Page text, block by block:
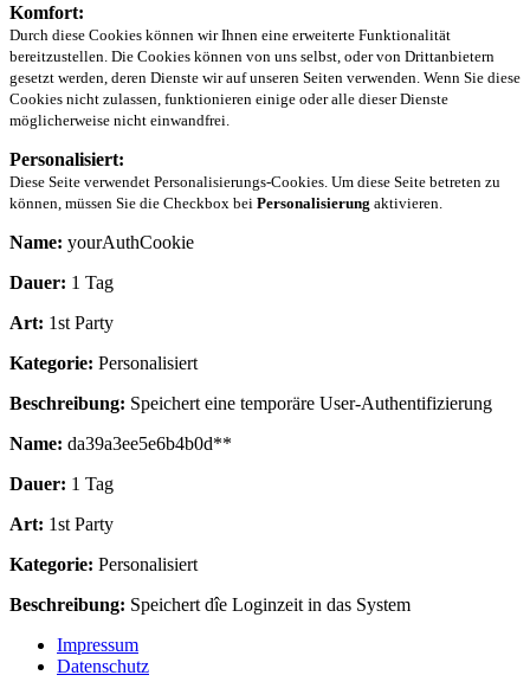
Komfort:
Durch diese Cookies können wir Ihnen eine erweiterte Funktionalität
bereitzustellen. Die Cookies können von uns selbst, oder von Drittanbietern
gesetzt werden, deren Dienste wir auf unseren Seiten verwenden. Wenn Sie diese
Cookies nicht zulassen, funktionieren einige oder alle dieser Dienste
möglicherweise nicht einwandfrei.
Personalisiert:
Diese Seite verwendet Personalisierungs-Cookies. Um diese Seite betreten zu
können, müssen Sie die Checkbox bei Personalisierung aktivieren.
Name: yourAuthCookie
Dauer: 1 Tag
Art: 1st Party
Kategorie: Personalisiert
Beschreibung: Speichert eine temporäre User-Authentifizierung
Name: da39a3ee5e6b4b0d**
Dauer: 1 Tag
Art: 1st Party
Kategorie: Personalisiert
Beschreibung: Speichert dîe Loginzeit in das System
Impressum
Datenschutz